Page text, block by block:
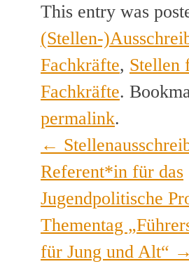
This entry was
(Stellen-
Fachkräfte, Stellen
Fachkräfte.
permalink.
Post
navigation
←
Referent*in für das
Jugendpolitische
Thementag
für Jung und Alt“ →